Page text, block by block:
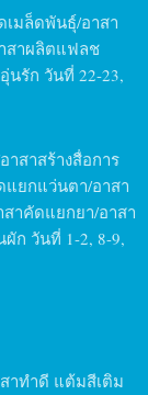
มล็ดพันธุ์/อาสา
สาผลิตแฟลช
นรัก วันที่ 22-23,
าสาสร้างสื่อการ
ยกแว่นตา/อาสา
าคัดแยกยา/อาสา
ก วันที่ 1-2, 8-9,
าทำดี แต้มสีเติม